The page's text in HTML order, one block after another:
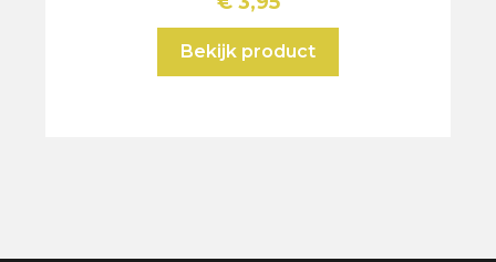
Bekijk product